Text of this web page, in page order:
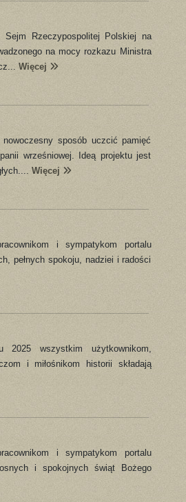
Sejm Rzeczypospolitej Polskiej na
na mocy rozkazu Ministra
Więcej
sposób uczcić pamięć
wrześniowej. Ideą projektu jest
Więcej
i sympatykom portalu
pełnych spokoju, nadziei i radości
wszystkim użytkownikom,
i miłośnikom historii składają
i sympatykom portalu
i spokojnych świąt Bożego